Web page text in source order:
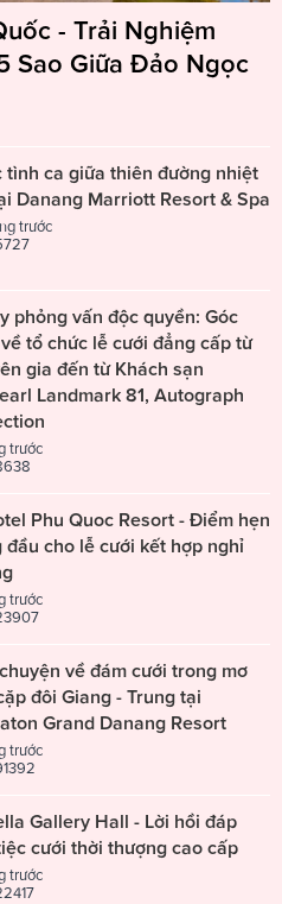
- Trải Nghiệm
Sao Giữa Đảo Ngọc
tình ca giữa thiên đường nhiệt
Danang Marriott Resort & Spa
trước
phỏng vấn độc quyền: Góc
tổ chức lễ cưới đẳng cấp từ
gia đến từ Khách sạn
Landmark 81, Autograph
trước
Phu Quoc Resort - Điểm hẹn
đầu cho lễ cưới kết hợp nghỉ
trước
về đám cưới trong mơ
đôi Giang - Trung tại
Grand Danang Resort
trước
Gallery Hall - Lời hồi đáp
cưới thời thượng cao cấp
trước